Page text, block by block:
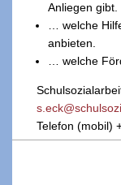
Anliegen gibt.
… welche
anbieten.
… welche
Telefon (mobil)